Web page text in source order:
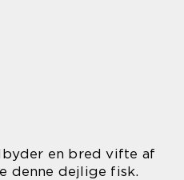
en bred vifte af
denne dejlige fisk.